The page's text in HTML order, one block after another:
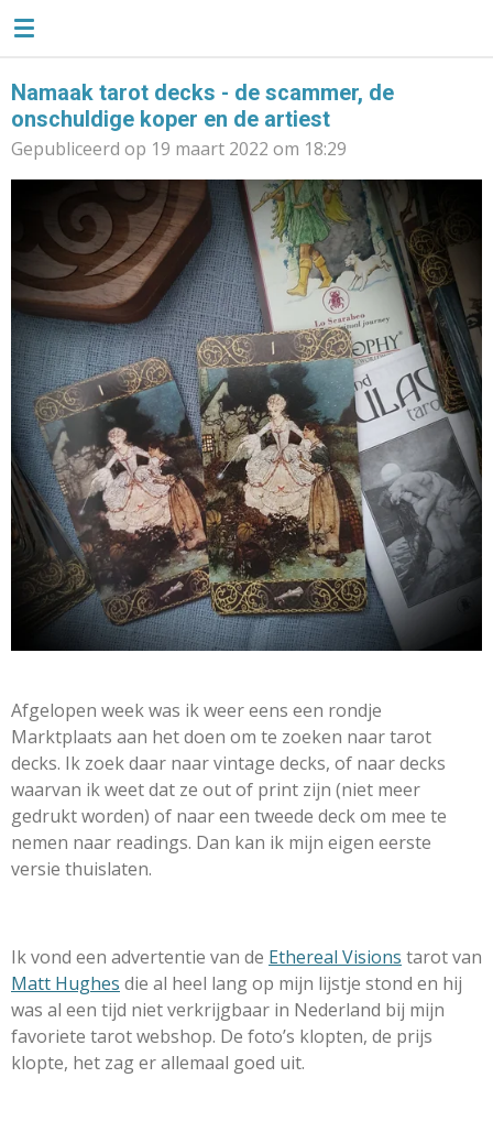
Ga
de
hoofdinhoud
Namaak tarot decks - de scammer, de
onschuldige koper en de artiest
Gepubliceerd op 19 maart 2022 om 18:29
Afgelopen week was ik weer eens een rondje
Marktplaats aan het doen om te zoeken naar tarot
decks. Ik zoek daar naar vintage decks, of naar decks
waarvan ik weet dat ze out of print zijn (niet meer
gedrukt worden) of naar een tweede deck om mee te
nemen naar readings. Dan kan ik mijn eigen eerste
versie thuislaten.
Ik vond een advertentie van de Ethereal Visions tarot van
Matt Hughes die al heel lang op mijn lijstje stond en hij
was al een tijd niet verkrijgbaar in Nederland bij mijn
favoriete tarot webshop. De foto’s klopten, de prijs
klopte, het zag er allemaal goed uit.